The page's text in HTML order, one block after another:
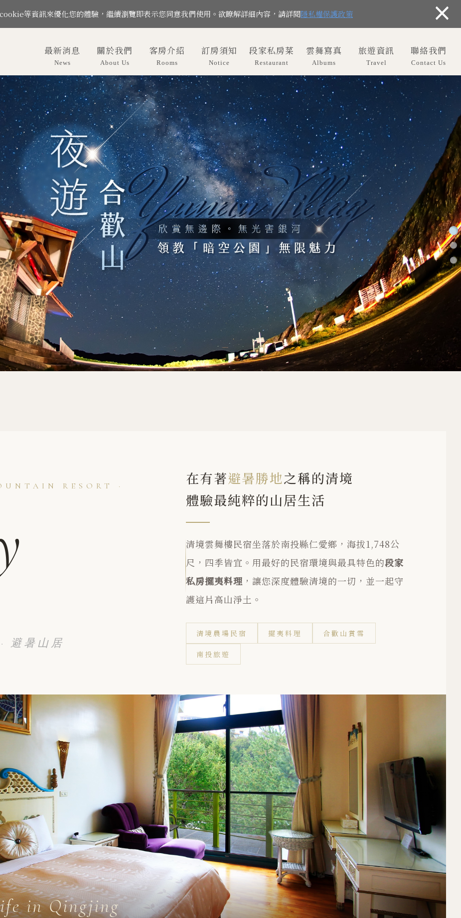
等資訊來優化您的體驗，繼續瀏覽即表示您同意我們使用。欲瞭解詳細內容，請詳閱隱私權保護政策 ×
最新消息
News
關於我們
About Us
客房介紹
Rooms
訂房須知
Notice
段家私房菜
Restaurant
雲舞寫真
Albums
旅遊資訊
Travel
聯絡我們
Contact Us
RESORT ·
避暑山居
在有著避暑勝地之稱的清境
體驗最純粹的山居生活
清境雲舞樓民宿坐落於南投縣仁愛鄉，海拔1,748公
尺，四季皆宜。用最好的民宿環境與最具特色的段家
私房擺夷料理 ，讓您深度體驗清境的一切，並一起守
護這片高山淨土。
清境農場民宿 擺夷料理 合歡山賞雪
南投旅遊
in Qingjing